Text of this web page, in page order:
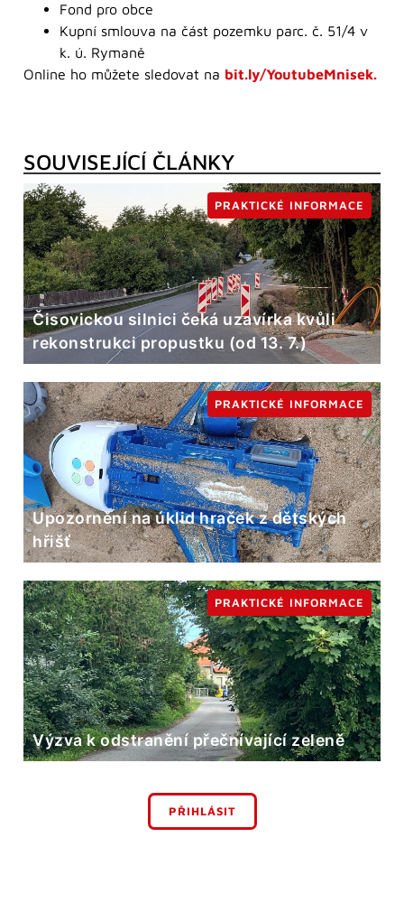
Fond pro obce
Kupní smlouva na část pozemku parc. č. 51/4 v
k. ú. Rymaně
Online ho můžete sledovat na bit.ly/YoutubeMnisek.
SOUVISEJÍCÍ ČLÁNKY
Čisovickou silnici čeká uzavírka kvůli
rekonstrukci propustku (od 13. 7.)
PRAKTICKÉ INFORMACE
Upozornění na úklid hraček z dětských
hřišť
PRAKTICKÉ INFORMACE
Výzva k odstranění přečnívající zeleně
PRAKTICKÉ INFORMACE
PŘIHLÁSIT